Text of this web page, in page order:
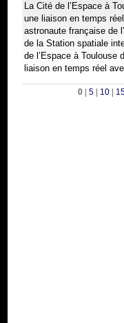
La Cité de l’Espace à
une liaison en temps
astronaute française de
de la Station spatiale
de l’Espace à Toulouse
liaison en temps réel
0| 5| 10|